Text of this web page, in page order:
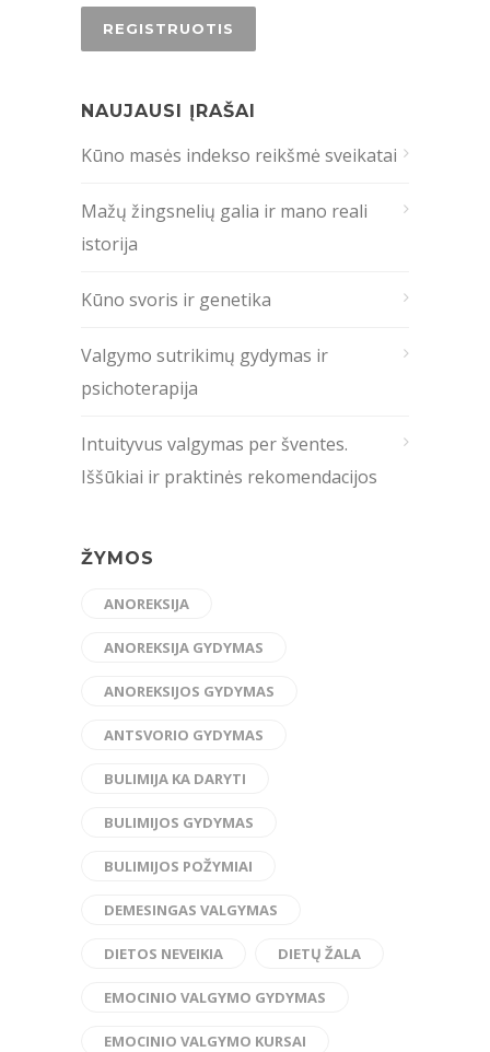
NAUJAUSI ĮRAŠAI
Kūno masės indekso reikšmė sveikatai
Mažų žingsnelių galia ir mano reali
istorija
Kūno svoris ir genetika
Valgymo sutrikimų gydymas ir
psichoterapija
Intuityvus valgymas per šventes.
Iššūkiai ir praktinės rekomendacijos
ŽYMOS
ANOREKSIJA
ANOREKSIJA GYDYMAS
ANOREKSIJOS GYDYMAS
ANTSVORIO GYDYMAS
BULIMIJA KA DARYTI
BULIMIJOS GYDYMAS
BULIMIJOS POŽYMIAI
DEMESINGAS VALGYMAS
DIETOS NEVEIKIA DIETŲ ŽALA
EMOCINIO VALGYMO GYDYMAS
EMOCINIO VALGYMO KURSAI